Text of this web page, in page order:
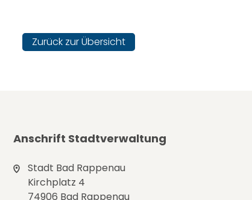
Zurück zur Übersicht
Anschrift Stadtverwaltung
Stadt Bad Rappenau
Kirchplatz 4
74906 Bad Rappenau